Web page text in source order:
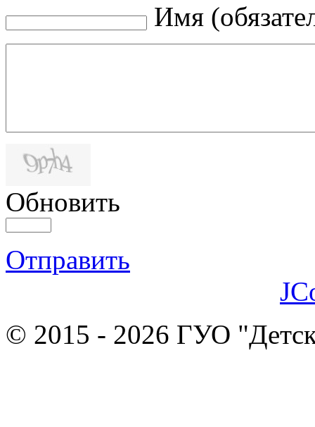
Имя
Обновить
Отправить
© 2015 - 2026 ГУО